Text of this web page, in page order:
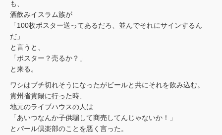
も、
酒飲みイスラム族が
「100枚ポスター送ってあるだろ、並んでそれにサインするん
だ」
と言うと、
「ポスター？売るか？」
と来る。
ワシはブチ切れそうになったがビールと共にそれを飲み込む。
貴州省貴陽に行った時、
地元のライブハウスの人は
「あいつなんか子供騙して商売してんじゃないか！」
とパール倶楽部のことを悪く言った。